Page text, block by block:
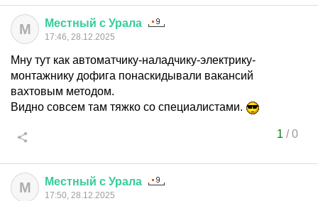
М Местный с Урала
17:46, 28.12.2025
Мну тут как автоматчику-наладчику-электрику-
монтажнику дофига понаскидывали вакансий
вахтовым методом.
Видно совсем там тяжко со специалистами.
1 /0
М Местный с Урала
17:50, 28.12.2025